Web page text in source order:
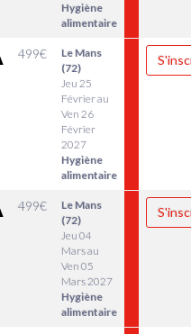
Hygiène
alimentaire
499€
Le Mans
(72)
Jeu 25
Février au
Ven 26
Février
2027
Hygiène
alimentaire
499€
Le Mans
(72)
Jeu 04
Mars au
Ven 05
Mars 2027
Hygiène
alimentaire